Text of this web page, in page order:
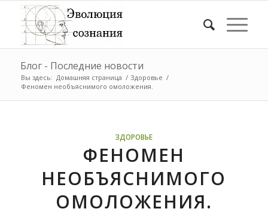
Блог - Последние новости
Вы здесь: Домашняя страница / Здоровье /
Феномен необъяснимого омоложения.
ЗДОРОВЬЕ
ФЕНОМЕН
НЕОБЪЯСНИМОГО
ОМОЛОЖЕНИЯ.